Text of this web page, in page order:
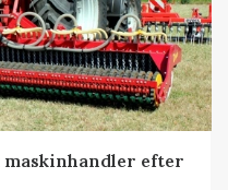
efter